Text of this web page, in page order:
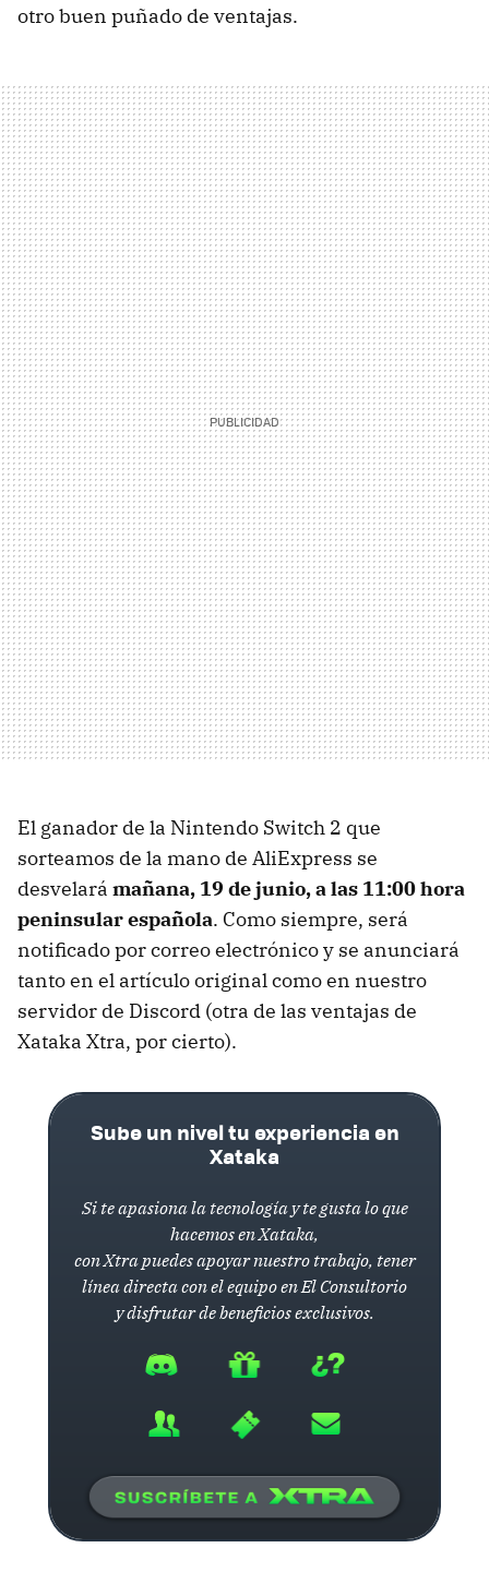
otro buen puñado de ventajas.
El ganador de la Nintendo Switch 2 que
sorteamos de la mano de AliExpress se
desvelará mañana, 19 de junio, a las 11:00 hora
peninsular española. Como siempre, será
notificado por correo electrónico y se anunciará
tanto en el artículo original como en nuestro
servidor de Discord (otra de las ventajas de
Xataka Xtra, por cierto).
Sube un nivel tu experiencia en
Xataka
Si te apasiona la tecnología y te gusta lo que
hacemos en Xataka,
con Xtra puedes apoyar nuestro trabajo, tener
línea directa con el equipo en El Consultorio
y disfrutar de beneficios exclusivos.